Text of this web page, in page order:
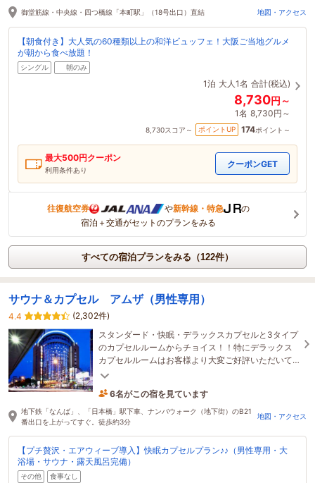
たった今予約されました
御堂筋線・中央線・四つ橋線「本町駅」（18号出口）直結 地図・アクセス
【朝食付き】大人気の60種類以上の和洋ビュッフェ！大阪ご当地グルメ
が朝から食べ放題！
シングル 朝のみ
1泊 大人1名 合計(税込)
8,730円～
1名 8,730円～
8,730スコア～ ポイントUP 174ポイント～
最大500円クーポン
利用条件あり
クーポンGET
往復航空券 や新幹線・特急
の
宿泊＋交通がセットのプランをみる
すべての宿泊プランをみる（122件）
サウナ＆カプセル アムザ（男性専用）
4.4
(2,302件)
スタンダード・快眠・デラックスカプセルと3タイプ
のカプセルルームからチョイス！！特にデラックス
カプセルルームはお客様より大変ご好評いただいて
おります。安らぎの空間をご提供いたします。
6名がこの宿を見ています
たった今予約されました
地下鉄「なんば」、「日本橋」駅下車、ナンバウォーク（地下街）のB21
番出口を上がってすぐ。徒歩約3分
地図・アクセス
【プチ贅沢・エアウィーブ導入】快眠カプセルプラン♪♪（男性専用・大
浴場・サウナ・露天風呂完備）
その他 食事なし